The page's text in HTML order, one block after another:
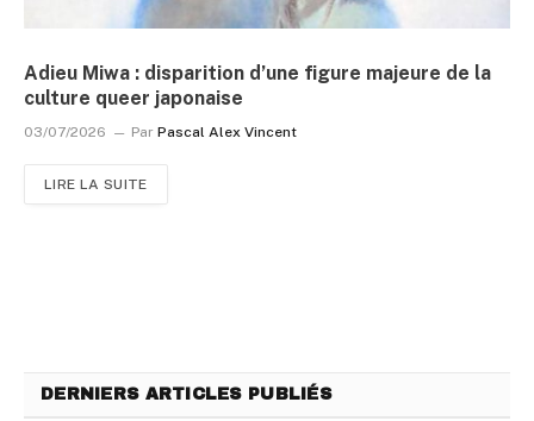
Adieu Miwa : disparition d’une figure majeure de la
culture queer japonaise
03/07/2026 Par Pascal Alex Vincent
LIRE LA SUITE
DERNIERS ARTICLES PUBLIÉS